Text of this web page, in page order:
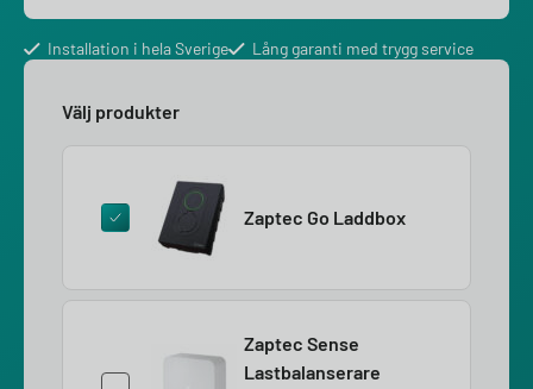
Installation i hela Sverige Lång garanti med trygg service
Välj produkter
Zaptec Go Laddbox
Zaptec Sense
Lastbalanserare